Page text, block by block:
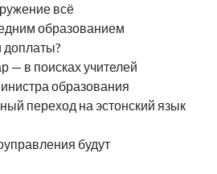
всё
образованием
— в поисках учителей
образования
переход на эстонский язык
будут